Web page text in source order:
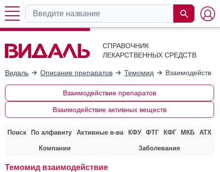
СПРАВОЧНИК
ЛЕКАРСТВЕННЫХ СРЕДСТВ
Видаль Описание препаратов Темомид
Взаимодействие препаратов
Взаимодействие активных веществ
Поиск По алфавиту Активные в-ва КФУ ФТГ КФГ МКБ АТХ
Компании Заболевания
Темомид взаимодействие